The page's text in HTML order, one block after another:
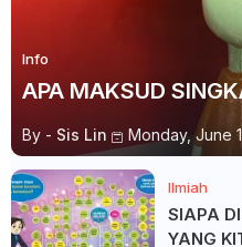
Info
APA MAKSUD
By - Sis Lin Monday, June
Ilmiah
SIAPA
YANG